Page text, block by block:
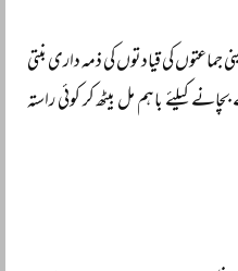
کی قیادتوں کی ذمہ داری بنتی
کیلئے باہم مل بیٹھ کر کوئی راستہ